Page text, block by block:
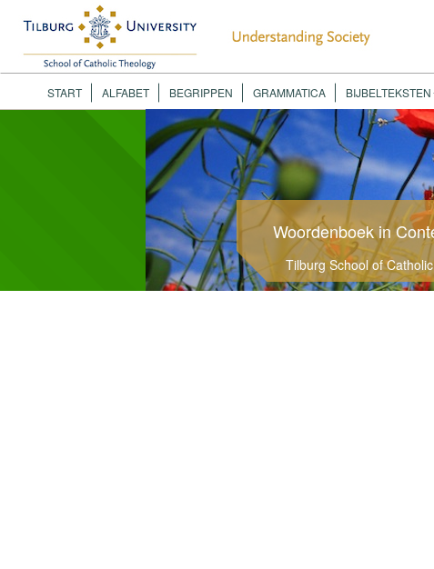
START ALFABET BEGRIPPEN GRAMMATICA BIJBELTEKSTEN
Woordenboek in
Tilburg School of